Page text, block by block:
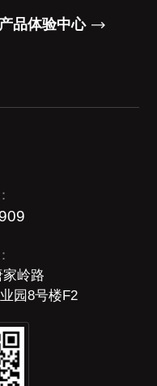
产品体验中心
岭路
园8号楼F2